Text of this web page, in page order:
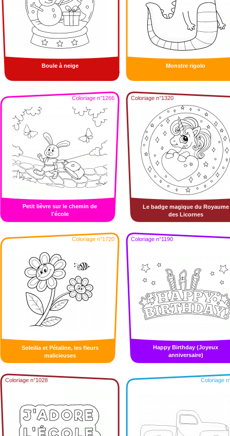
Boule à neige Monstre rigolo
Coloriage n°1266
Petit lièvre sur le chemin de
l'école
Coloriage n°1320
Le badge magique du Royaume
des Licornes
Coloriage n°1720
Soleilla et Pétaline, les fleurs
malicieuses
Coloriage n°1190
Happy Birthday (Joyeux
anniversaire)
Coloriage n°1028 Coloriage